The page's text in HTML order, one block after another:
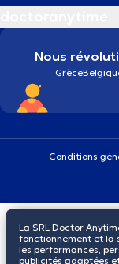
Nous
Grèce
Conditions
La SRL Doctor
fonctionnement et la
les performances,
publicités adaptées